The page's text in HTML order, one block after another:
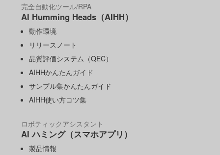
完全自動化ツール/RPA
AI Humming Heads（AIHH）
動作環境
リリースノート
品質評価システム（QEC）
AIHHかんたんガイド
サンプル集かんたんガイド
AIHH使い方コツ集
ロボティックアシスタント
AI ハミング（スマホアプリ）
製品情報